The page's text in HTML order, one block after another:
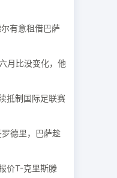
有意租借巴萨
月比没变化，他
抵制国际足联赛
德里，巴萨趁
价T-克里斯滕